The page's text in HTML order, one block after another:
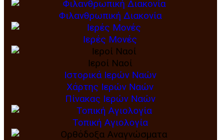
Φιλανθρωπική Διακονία
Ιερές Μονές
Ιεροί Ναοί
Ιστορικά Ιερών Ναών
Χάρτης Ιερών Ναών
Πίνακας Ιερών Ναών
Τοπική Αγιολογία